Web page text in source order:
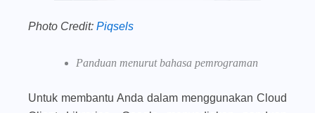
Photo Credit: Piqsels
Panduan menurut bahasa pemrograman
Untuk membantu Anda dalam menggunakan Cloud